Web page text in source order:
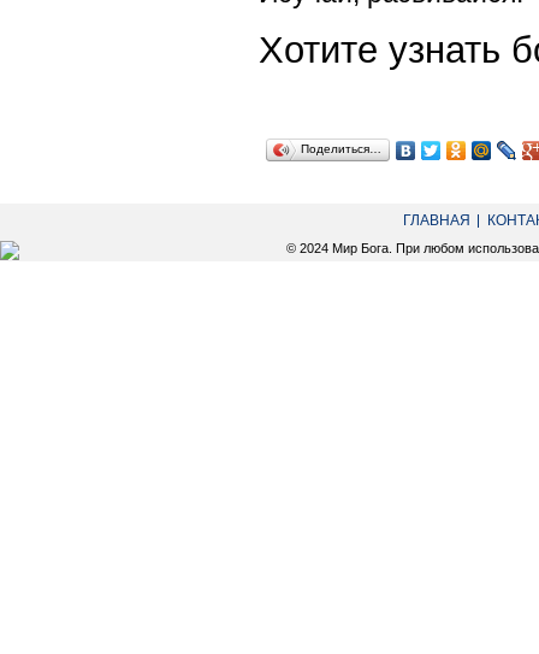
Хотите
Поделиться…
ГЛАВНАЯ
© 2024 Мир Бога. При любом